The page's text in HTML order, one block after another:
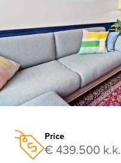
previous
Price
€ 439.500 k.k.